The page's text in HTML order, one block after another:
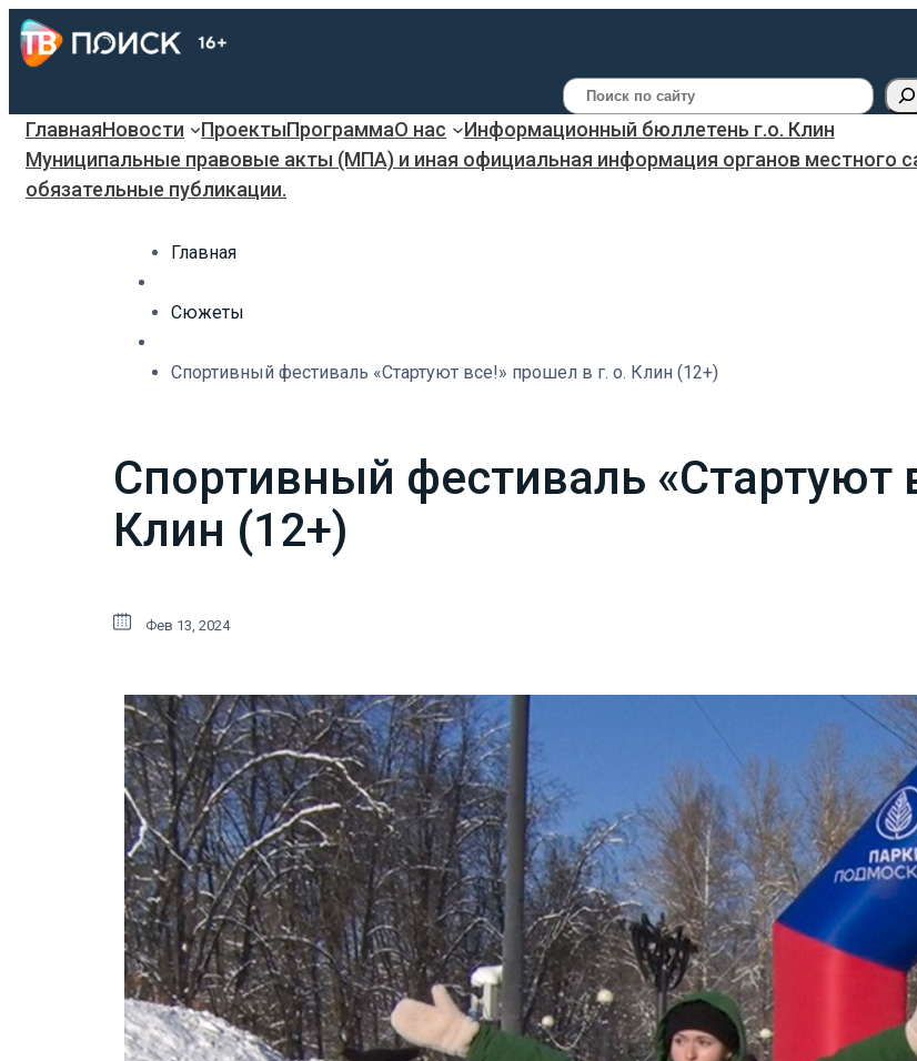
Поиск
ГлавнаяНовости ПроектыПрограммаО нас
Информационный бюллетень г.о. Клин
Муниципальные правовые акты (МПА) и иная официальная информация органов местного
обязательные публикации.
Главная
Сюжеты
Спортивный фестиваль «Стартуют все!» прошел в г. о. Клин (12+)
Спортивный фестиваль «Стартуют
Клин (12+)
Фев 13, 2024